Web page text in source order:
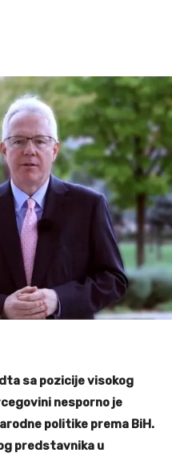
sa pozicije visokog
nesporno je
politike prema BiH.
predstavnika u